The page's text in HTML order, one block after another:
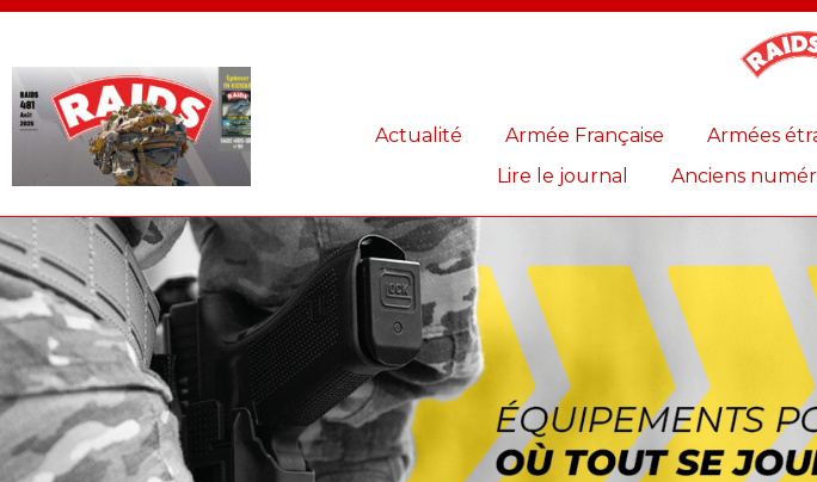
Actualité Armée Française Armées
Lire le journal
Anciens
Panneau de gestion des cookies